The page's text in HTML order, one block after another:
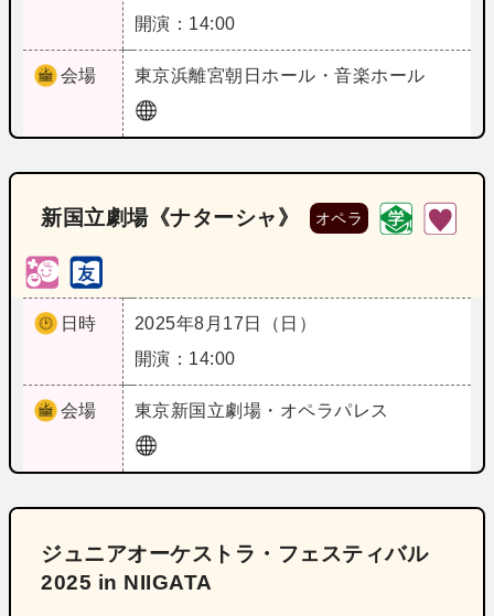
開演：14:00
会場 東京浜離宮朝日ホール・音楽ホール
新国立劇場《ナターシャ》 オペラ
日時
2025年8月17日（日）
開演：14:00
会場 東京新国立劇場・オペラパレス
ジュニアオーケストラ・フェスティバル
2025 in NIIGATA